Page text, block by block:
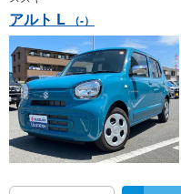
アルト L （-）